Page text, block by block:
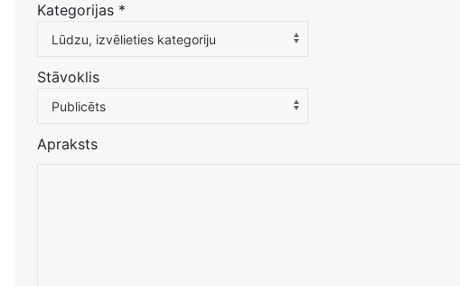
Kategorijas *
Atlasiet kategoriju, lai filtrētu sarakstu
Lūdzu, izvēlieties kategoriju
Stāvoklis
Publicēts
Apraksts